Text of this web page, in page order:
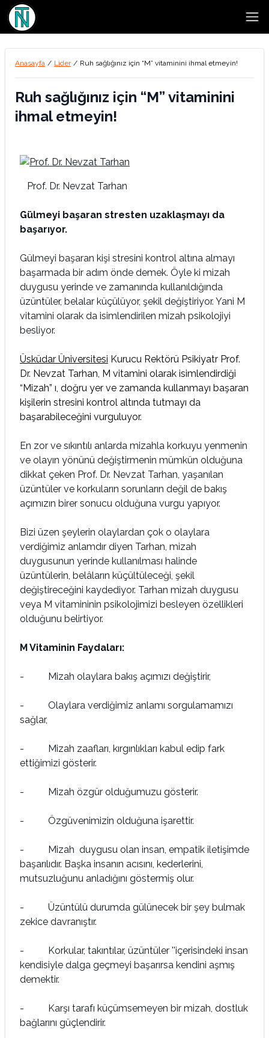
Anasayfa / Lider / Ruh sağlığınız için “M” vitaminini ihmal etmeyin!
Ruh sağlığınız için “M” vitaminini
ihmal etmeyin!
Prof. Dr. Nevzat Tarhan
Gülmeyi başaran stresten uzaklaşmayı da
başarıyor.
Gülmeyi başaran kişi stresini kontrol altına almayı
başarmada bir adım önde demek. Öyle ki mizah
duygusu yerinde ve zamanında kullanıldığında
üzüntüler, belalar küçülüyor, şekil değiştiriyor. Yani M
vitamini olarak da isimlendirilen mizah psikolojiyi
besliyor.
Üsküdar Üniversitesi Kurucu Rektörü Psikiyatr Prof.
Dr. Nevzat Tarhan, M vitamini olarak isimlendirdiği
“Mizah” ı, doğru yer ve zamanda kullanmayı başaran
kişilerin stresini kontrol altında tutmayı da
başarabileceğini vurguluyor.
En zor ve sıkıntılı anlarda mizahla korkuyu yenmenin
ve olayın yönünü değiştirmenin mümkün olduğuna
dikkat çeken Prof. Dr. Nevzat Tarhan, yaşanılan
üzüntüler ve korkuların sorunların değil de bakış
açımızın birer sonucu olduğuna vurgu yapıyor.
Bizi üzen şeylerin olaylardan çok o olaylara
verdiğimiz anlamdır diyen Tarhan, mizah
duygusunun yerinde kullanılması halinde
üzüntülerin, belâların küçültüleceği, şekil
değiştireceğini kaydediyor. Tarhan mizah duygusu
veya M vitamininin psikolojimizi besleyen özellikleri
olduğunu belirtiyor.
M Vitaminin Faydaları:
- Mizah olaylara bakış açımızı değiştirir,
- Olaylara verdiğimiz anlamı sorgulamamızı
sağlar,
- Mizah zaafları, kırgınlıkları kabul edip fark
ettiğimizi gösterir.
- Mizah özgür olduğumuzu gösterir.
- Özgüvenimizin olduğuna işarettir.
- Mizah duygusu olan insan, empatik iletişimde
başarılıdır. Başka insanın acısını, kederlerini,
mutsuzluğunu anladığını göstermiş olur.
- Üzüntülü durumda gülünecek bir şey bulmak
zekice davranıştır.
- Korkular, takıntılar, üzüntüler ''içerisindeki insan
kendisiyle dalga geçmeyi başarırsa kendini aşmış
demektir.
- Karşı tarafı küçümsemeyen bir mizah, dostluk
bağlarını güçlendirir.